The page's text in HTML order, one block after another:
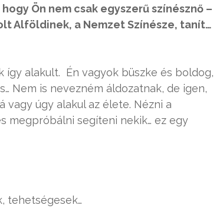
Ön nem csak egyszerű színésznő –
Alföldinek, a Nemzet Színésze, tanít…
így alakult. Én vagyok büszke és boldog,
Nem is nevezném áldozatnak, de igen,
vagy úgy alakul az élete. Nézni a
megpróbálni segíteni nekik… ez egy
tehetségesek…